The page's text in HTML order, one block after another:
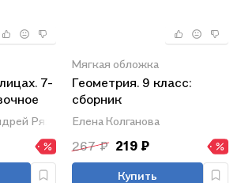
7-
Рязановский
Мягкая обложка
Геометрия. 9 класс:
сборник
самостоятельных работ
Елена Колганова
267 ₽ 219 ₽
Купить